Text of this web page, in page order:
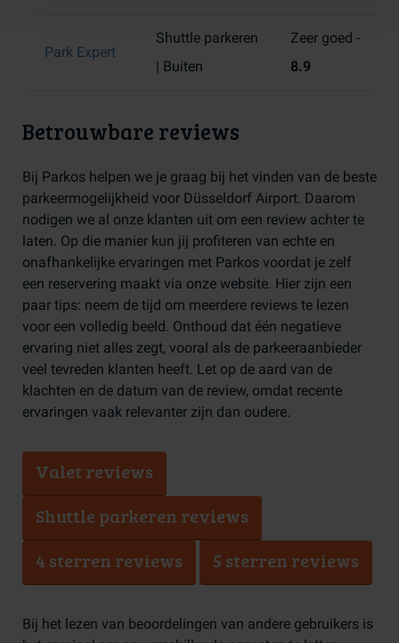
Park Expert
Shuttle parkeren
| Buiten
Zeer goed -
8.9
Betrouwbare reviews
Bij Parkos helpen we je graag bij het vinden van de beste
parkeermogelijkheid voor Düsseldorf Airport. Daarom
nodigen we al onze klanten uit om een review achter te
laten. Op die manier kun jij profiteren van echte en
onafhankelijke ervaringen met Parkos voordat je zelf
een reservering maakt via onze website. Hier zijn een
paar tips: neem de tijd om meerdere reviews te lezen
voor een volledig beeld. Onthoud dat één negatieve
ervaring niet alles zegt, vooral als de parkeeraanbieder
veel tevreden klanten heeft. Let op de aard van de
klachten en de datum van de review, omdat recente
ervaringen vaak relevanter zijn dan oudere.
Valet reviews
Shuttle parkeren reviews
4 sterren reviews
5 sterren reviews
Bij het lezen van beoordelingen van andere gebruikers is